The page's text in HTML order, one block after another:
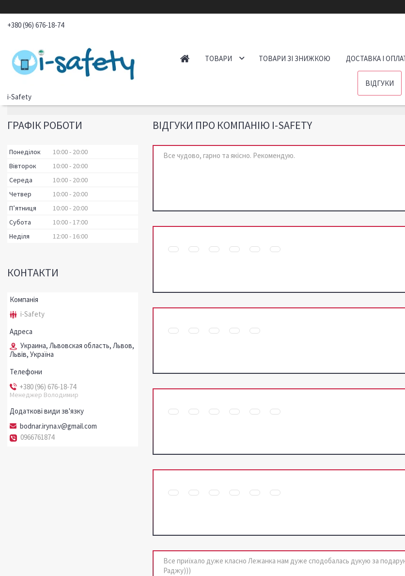
+380 (96) 676-18-74
i-Safety
ТОВАРИ ТОВАРИ ЗІ ЗНИЖКОЮ ДОСТАВКА І
ВІДГУКИ
ВІДГУКИ ПРО КОМПАНІЮ I-SAFETY
Все чудово, гарно та якісно. Рекомендую.
Все приїхало дуже класно Лежанка нам дуже сподобалась дукую за
Раджу)))
ГРАФІК РОБОТИ
Понеділок 10:00
20:00
Вівторок
10:00
20:00
Середа
10:00
20:00
Четвер
10:00
20:00
Пʼятниця
10:00
20:00
Субота
10:00 17:00
Неділя
12:00 16:00
КОНТАКТИ
i-Safety
Украина, Львовская область, Львов,
Львів, Україна
+380 (96) 676-18-74
Менеджер Володимир
bodnar.iryna.v@gmail.com
0966761874